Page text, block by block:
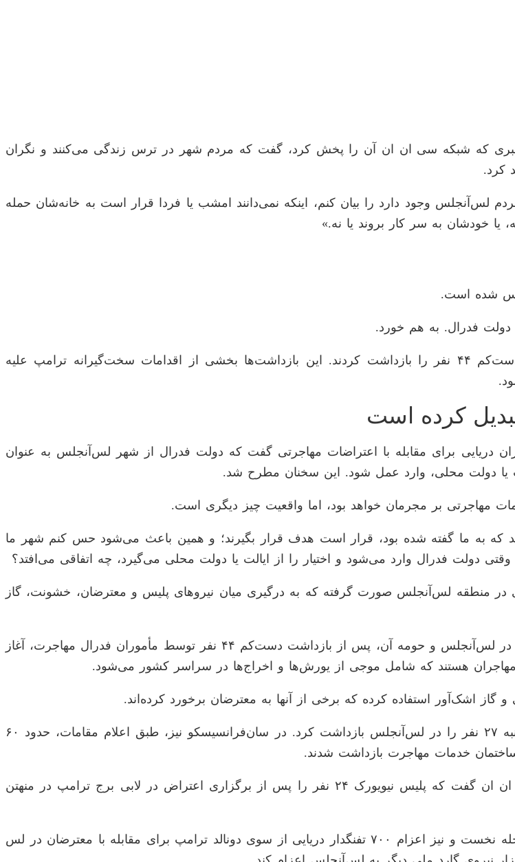
که شبکه سی ان ان آن را پخش کرد، گفت که مردم شهر در ترس زندگی می‌کنند و نگران
لس‌آنجلس وجود دارد را بیان کنم، اینکه نمی‌دانند امشب یا فردا قرار است به خانه‌شان حمله
یا خودشان به سر کار بروند یا نه.»
شده است.
فدرال. به هم خورد.
اعتراضات در لس‌آنجلس پس از آن آغاز شد که ماموران فدرال مهاجرت دست‌کم ۴۴ نفر را بازداشت کردند. این بازداشت‌ها بخشی از اقدامات سخت‌گیرانه ترامپ علیه
کرده است
دریایی برای مقابله با اعتراضات مهاجرتی گفت که دولت فدرال از شهر لس‌آنجلس به عنوان
یا دولت محلی، وارد عمل شود. این سخنان مطرح شد.
مهاجرتی بر مجرمان خواهد بود، اما واقعیت چیز دیگری است.
که به ما گفته شده بود، قرار است هدف قرار بگیرند؛ و همین باعث می‌شود حس کنم شهر ما
دولت فدرال وارد می‌شود و اختیار را از ایالت یا دولت محلی می‌گیرد، چه اتفاقی می‌افتد؟
در منطقه لس‌آنجلس صورت گرفته که به درگیری میان نیرو‌های پلیس و معترضان، خشونت، گاز
اعتراضات بصورت پراکنده در آخر هفته میلادی (هفت ژوئن برابر با ۱۷ خرداد) در لس‌آنجلس و حومه آن، پس از بازداشت دست‌کم ۴۴ نفر توسط مأموران فدرال مهاجرت، آغاز
هستند که شامل موجی از یورش‌ها و اخراج‌ها در سراسر کشور می‌شود.
اشک‌آور استفاده کرده که برخی از آنها به معترضان برخورد کرده‌اند.
برخی معترضان اقدام به آتش‌زدن خودرو‌های خودران کردند. پلیس روز یک‌شنبه ۲۷ نفر را در لس‌آنجلس بازداشت کرد. در سان‌فرانسیسکو نیز، طبق اعلام مقامات، حدود ۶۰
سخنگوی اداره پلیس نیویورک نیز عصر دوشنبه به وقت محلی به شبکه سی ان ان گفت که پلیس نیویورک ۲۴ نفر را پس از برگزاری اعتراض در لابی برج ترامپ در منهتن
گاوین نیوسام، فرماندار کالیفرنیا در پی اعزام ۲ هزار نیروی گارد ملی در مرحله نخست و نیز اعزام ۷۰۰ تفنگدار دریایی از سوی دونالد ترامپ برای مقابله با معترضان در لس